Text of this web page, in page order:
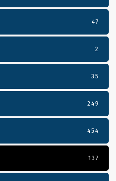
47
2
35
249
454
137